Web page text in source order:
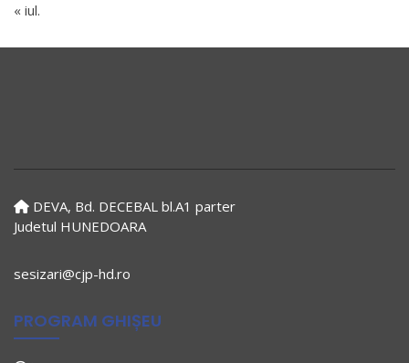
« iul.
DEVA, Bd. DECEBAL bl.A1 parter
Judetul HUNEDOARA
sesizari@cjp-hd.ro
PROGRAM GHIȘEU